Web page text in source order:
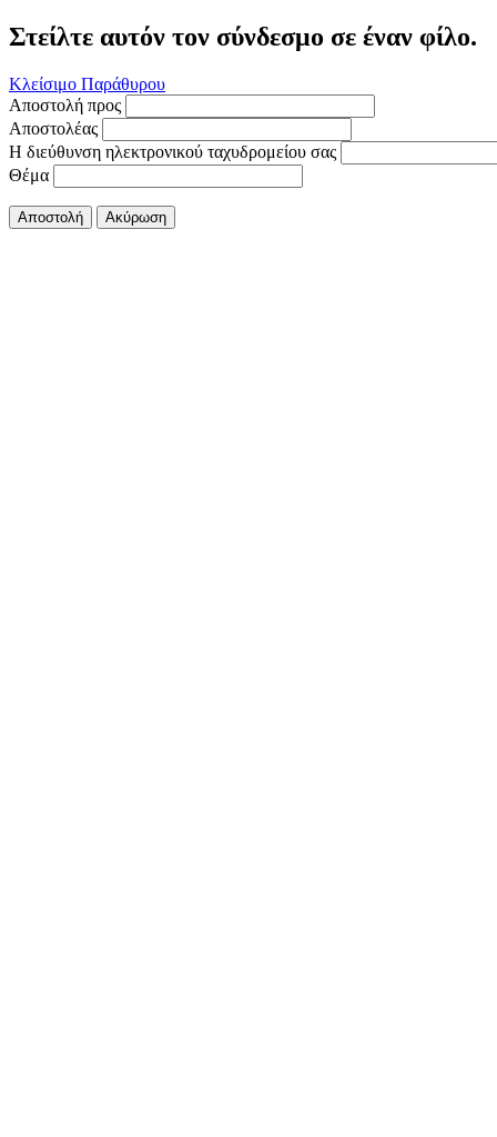
Στείλτε αυτόν τον σύνδεσμο σε έναν φίλο.
Κλείσιμο Παράθυρου
Αποστολή προς
Αποστολέας
Η διεύθυνση ηλεκτρονικού ταχυδρομείου σας
Θέμα
Αποστολή Ακύρωση